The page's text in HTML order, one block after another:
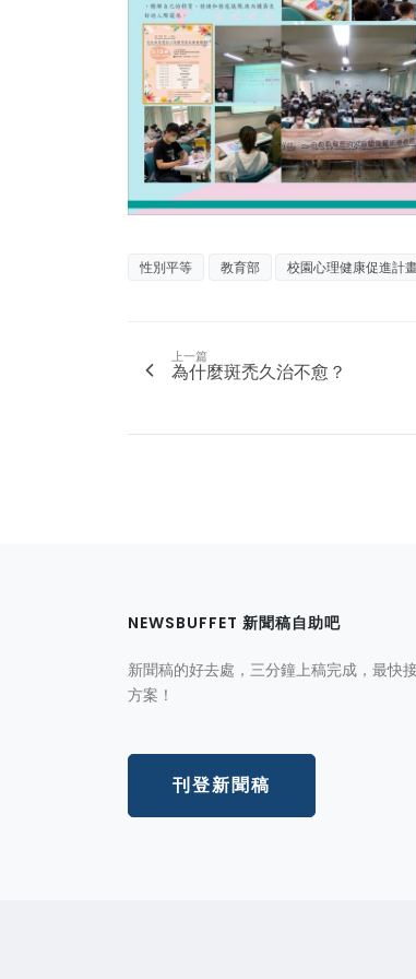
性別平等 教育部 校園心理健康促進計
上一篇
為什麼斑禿久治不愈？
NEWSBUFFET 新聞稿自助吧
新聞稿的好去處，三分鐘上稿完成，最快
方案！
刊登新聞稿